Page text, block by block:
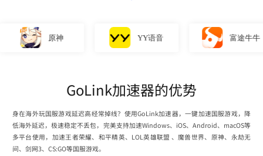
原神 YY语音 富途牛牛
GoLink加速器的优势
身在海外玩国服游戏延迟高经常掉线？使用GoLink加速器，一键加速国服游戏，降
低海外延迟，极速稳定不丢包，完美支持加速Windows、iOS、Android、macOS等
多平台使用，加速王者荣耀、和平精英、LOL英雄联盟 、魔兽世界、原神、永劫无
间、剑网3、CS:GO等国服游戏。